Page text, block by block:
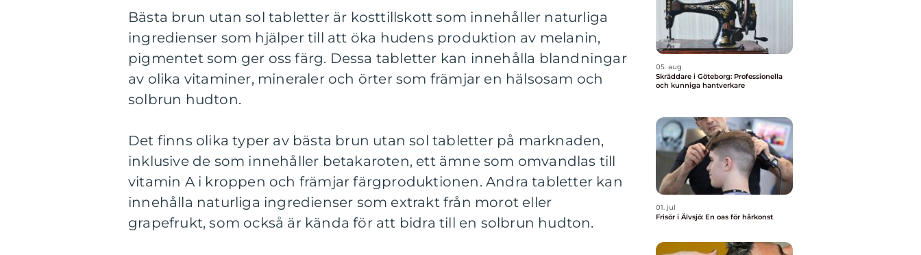
Bästa brun utan sol tabletter är kosttillskott som innehåller naturliga
ingredienser som hjälper till att öka hudens produktion av melanin,
pigmentet som ger oss färg. Dessa tabletter kan innehålla blandningar
av olika vitaminer, mineraler och örter som främjar en hälsosam och
solbrun hudton.
Det finns olika typer av bästa brun utan sol tabletter på marknaden,
inklusive de som innehåller betakaroten, ett ämne som omvandlas till
vitamin A i kroppen och främjar färgproduktionen. Andra tabletter kan
innehålla naturliga ingredienser som extrakt från morot eller
grapefrukt, som också är kända för att bidra till en solbrun hudton.
05. aug
Skräddare i Göteborg: Professionella
och kunniga hantverkare
01. jul
Frisör i Älvsjö: En oas för hårkonst